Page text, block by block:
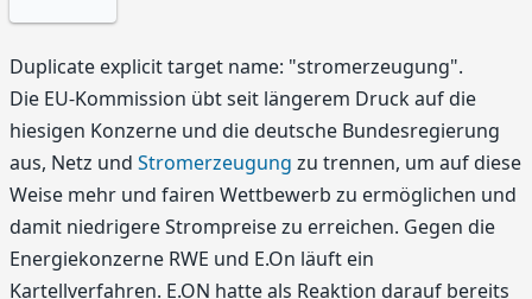
Duplicate explicit target name: "stromerzeugung".
Die EU-Kommission übt seit längerem Druck auf die
hiesigen Konzerne und die deutsche Bundesregierung
aus, Netz und Stromerzeugung zu trennen, um auf diese
Weise mehr und fairen Wettbewerb zu ermöglichen und
damit niedrigere Strompreise zu erreichen. Gegen die
Energiekonzerne RWE und E.On läuft ein
Kartellverfahren. E.ON hatte als Reaktion darauf bereits